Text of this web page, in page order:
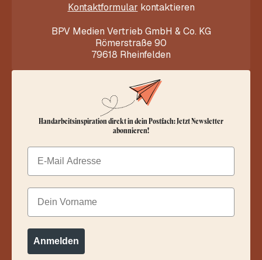
Kontaktformular kontaktieren
BPV Medien Vertrieb GmbH & Co. KG
Römerstraße 90
79618 Rheinfelden
Handarbeitsinspiration direkt in dein Postfach: Jetzt Newsletter
abonnieren!
Email
Dein Vorname
Anmelden